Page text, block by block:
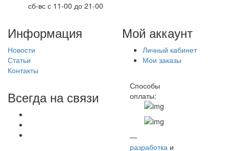
сб-вс с 11-00 до 21-00
Информация
Новости
Статьи
Контакты
Мой аккаунт
Личный кабинет
Мои заказы
Всегда на связи
Способы
оплаты:
—
разработка и